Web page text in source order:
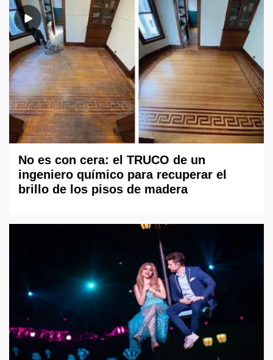
No es con cera: el TRUCO de un
ingeniero químico para recuperar el
brillo de los pisos de madera